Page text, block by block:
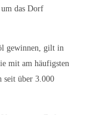
das Dorf
gewinnen, gilt in
mit am häufigsten
seit über 3.000